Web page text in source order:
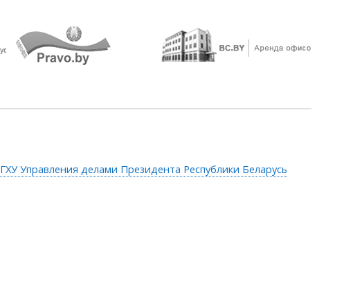
ГХУ Управления делами Президента Республики Беларусь